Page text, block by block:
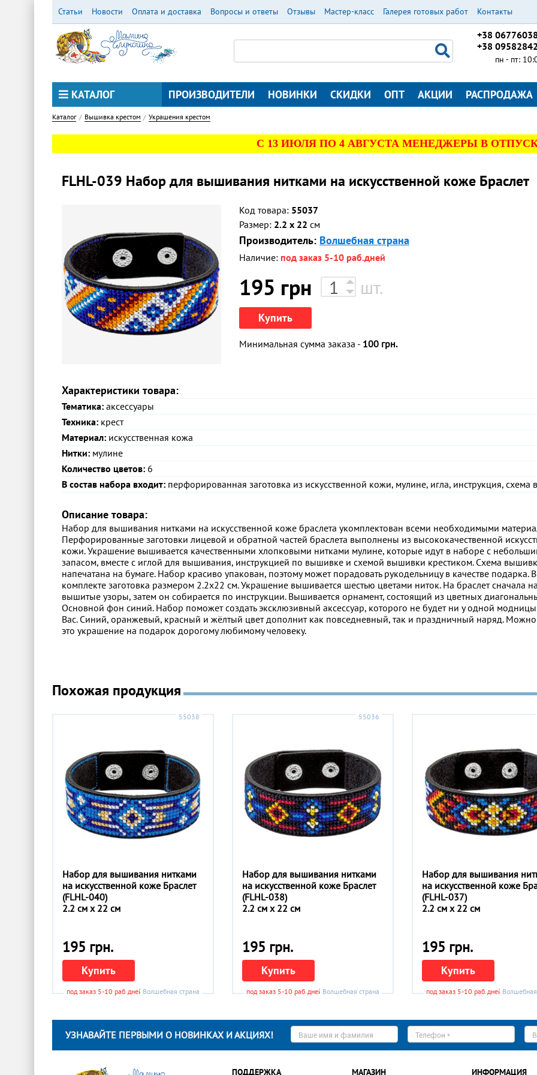
Статьи Новости Оплата и доставка Вопросы и ответы Отзывы Мастер-класс Галерея готовых работ Контакты
+38
+38
пн - пт:
КАТАЛОГ ПРОИЗВОДИТЕЛИ НОВИНКИ СКИДКИ ОПТ АКЦИИ РАСПРОДАЖА
Каталог Вышивка крестом Украшения крестом
С 13 ИЮЛЯ ПО 4 АВГУСТА МЕНЕДЖЕРЫ В
FLHL-039 Набор для вышивания нитками на искусственной коже Браслет
Код товара: 55037
Размер: 2.2 x 22 см
Производитель: Волшебная страна
Наличие: под заказ 5-10 раб.дней
195 грн шт.
Купить
Минимальная сумма заказа - 100 грн.
Характеристики товара:
Тематика: аксессуары
Техника: крест
Материал: искусственная кожа
Нитки: мулине
Количество цветов: 6
В состав набора входит: перфорированная заготовка из искусственной кожи, мулине, игла, инструкция, схема
Описание товара:
Набор для вышивания нитками на искусственной коже браслета укомплектован всеми необходимыми
Перфорированные заготовки лицевой и обратной частей браслета выполнены из высококачественной
кожи. Украшение вышивается качественными хлопковыми нитками мулине, которые идут в наборе с
запасом, вместе с иглой для вышивания, инструкцией по вышивке и схемой вышивки крестиком. Схема
напечатана на бумаге. Набор красиво упакован, поэтому может порадовать рукодельницу в качестве подарка. В
комплекте заготовка размером 2.2х22 см. Украшение вышивается шестью цветами ниток. На браслет сначала
вышитые узоры, затем он собирается по инструкции. Вышивается орнамент, состоящий из цветных
Основной фон синий. Набор поможет создать эксклюзивный аксессуар, которого не будет ни у одной
Вас. Синий, оранжевый, красный и жёлтый цвет дополнит как повседневный, так и праздничный наряд.
это украшение на подарок дорогому любимому человеку.
Похожая продукция
55038
Набор для вышивания нитками
на искусственной коже Браслет
(FLHL-040)
2.2 см x 22 см
195 грн.
Купить
под заказ 5-10 раб.дней Волшебная страна
55036
Набор для вышивания нитками
на искусственной коже Браслет
(FLHL-038)
2.2 см x 22 см
195 грн.
Купить
под заказ 5-10 раб.дней Волшебная страна
Набор для вышивания
на искусственной коже
(FLHL-037)
2.2 см x 22 см
195 грн.
Купить
под заказ 5-10 раб.дней Волшебная
УЗНАВАЙТЕ ПЕРВЫМИ О НОВИНКАХ И АКЦИЯХ!
Ваше
имя
*
Телефон
*
E-
*
ПОДДЕРЖКА МАГАЗИН ИНФОРМАЦИЯ